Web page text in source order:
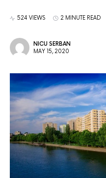
524 VIEWS 2 MINUTE READ
NICU SERBAN
MAY 15, 2020